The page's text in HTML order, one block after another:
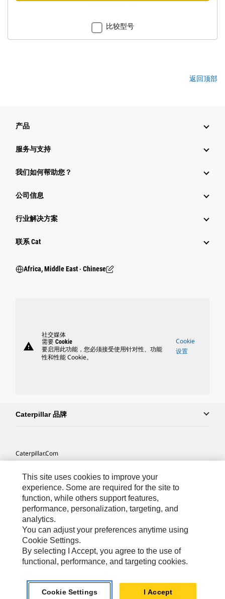
比较型号
返回顶部
产品
服务与支持
我们如何帮助您？
公司信息
行业解决方案
行业
联系 Cat
Africa, Middle East ‧ Chinese
warning
社交媒体
需要 Cookie
要启用此功能，您必须接受使用针对性、功能
性和性能 Cookie。
Cookie
设置
Caterpillar 品牌
Caterpillar.com
我的营销首选项
站点地图
Cookie Settings
法律
隐私
Africa, Middle East ‧ Chinese© 2026 Caterpillar. 保留所有权利
This site uses cookies to improve your
experience. Some are required for the site to
function, while others support features,
performance, personalization, targeting, and
analytics.
You can adjust your preferences anytime using
Cookie Settings.
By selecting I Accept, you agree to the use of
functional, performance, and targeting cookies.
Cookie Settings I Accept